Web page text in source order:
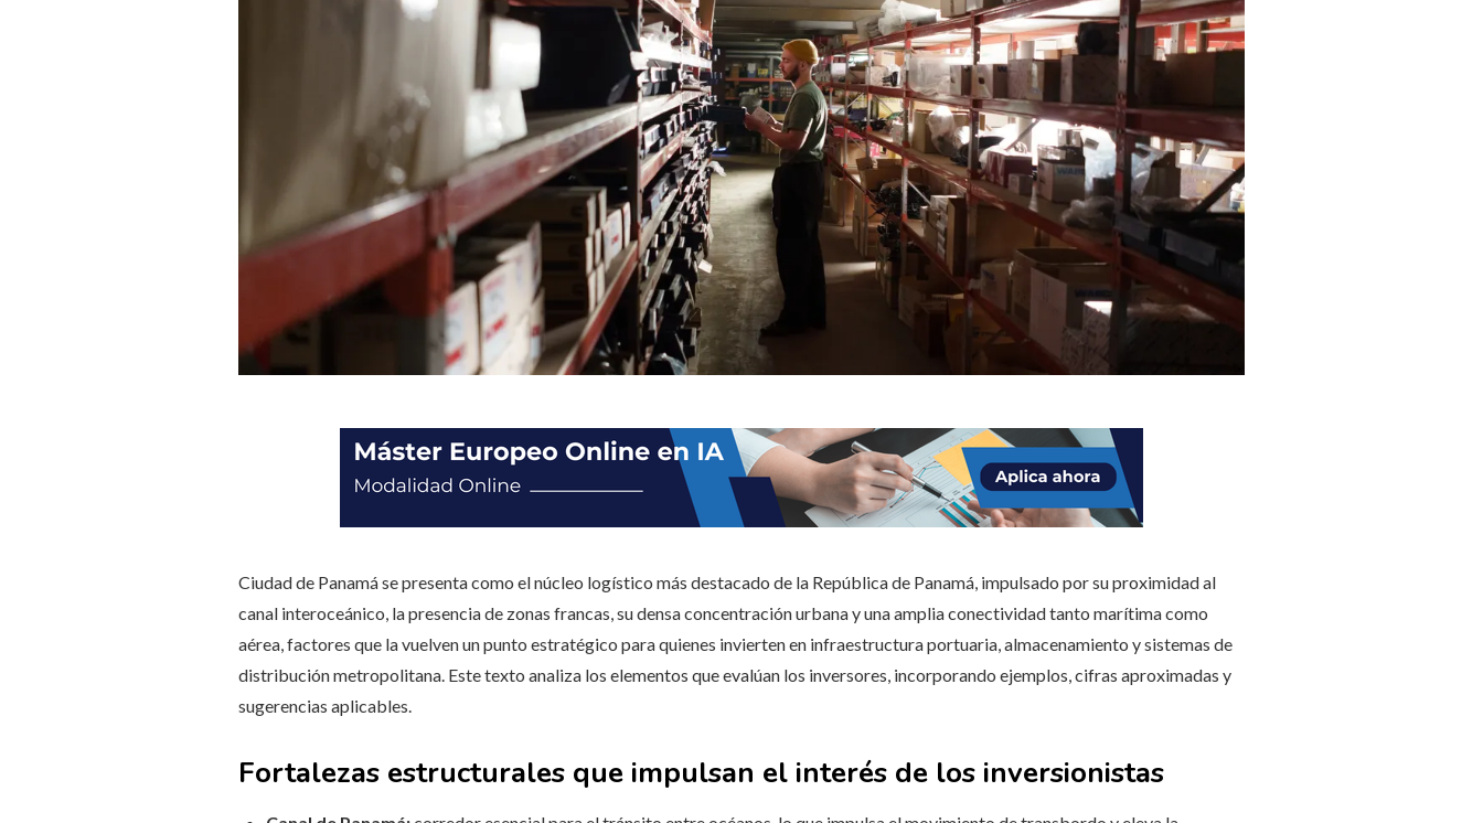
Ciudad de Panamá se presenta como el núcleo logístico más destacado de la República de Panamá, impulsado por su proximidad al
canal interoceánico, la presencia de zonas francas, su densa concentración urbana y una amplia conectividad tanto marítima como
aérea, factores que la vuelven un punto estratégico para quienes invierten en infraestructura portuaria, almacenamiento y sistemas de
distribución metropolitana. Este texto analiza los elementos que evalúan los inversores, incorporando ejemplos, cifras aproximadas y
sugerencias aplicables.
Fortalezas estructurales que impulsan el interés de los inversionistas